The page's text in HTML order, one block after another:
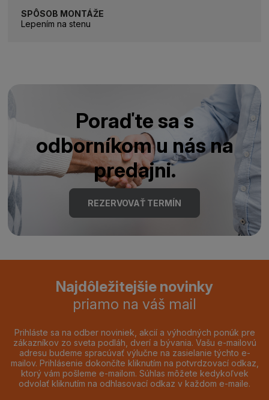
SPÔSOB MONTÁŽE
Lepením na stenu
Poraďte sa s
odborníkom u nás na
predajni.
REZERVOVAŤ TERMÍN
Najdôležitejšie novinky
priamo na váš mail
Prihláste sa na odber noviniek, akcií a výhodných ponúk pre
zákazníkov zo sveta podláh, dverí a bývania. Vašu e-mailovú
adresu budeme spracúvať výlučne na zasielanie týchto e-
mailov. Prihlásenie dokončíte kliknutím na potvrdzovací odkaz,
ktorý vám pošleme e-mailom. Súhlas môžete kedykoľvek
odvolať kliknutím na odhlasovací odkaz v každom e-maile.